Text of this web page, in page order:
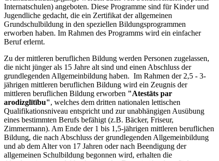
Internatschulen) angeboten. Diese Programme sind für Kinder und
Jugendliche gedacht, die ein Zertifikat der allgemeinen
Grundschulbildung in den speziellen Bildungsprogrammen
erworben haben. Im Rahmen des Programms wird ein einfacher
Beruf erlernt.
Zu der mittleren beruflichen Bildung werden Personen zugelassen,
die nicht jünger als 15 Jahre alt sind und einen Abschluss der
grundlegenden Allgemeinbildung haben. Im Rahmen der 2,5 - 3-
jährigen mittleren beruflichen Bildung wird ein Zeugnis der
mittleren beruflichen Bildung erworben "Atestāts par
arodizglītību", welches dem dritten nationalen lettischen
Qualifikationsniveau entspricht und zur unabhängigen Ausübung
eines bestimmten Berufs befähigt (z.B. Bäcker, Friseur,
Zimmermann). Am Ende der 1 bis 1,5-jährigen mittleren beruflichen
Bildung, die nach Abschluss der grundlegenden Allgemeinbildung
und ab dem Alter von 17 Jahren oder nach Beendigung der
allgemeinen Schulbildung begonnen wird, erhalten die